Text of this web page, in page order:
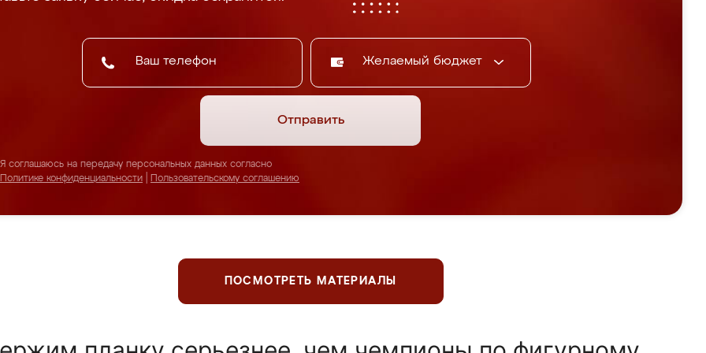
Желаемый бюджет
Отправить
Я соглашаюсь на передачу персональных данных согласно
Политике конфиденциальности
Пользовательскому соглашению
ПОСМОТРЕТЬ МАТЕРИАЛЫ